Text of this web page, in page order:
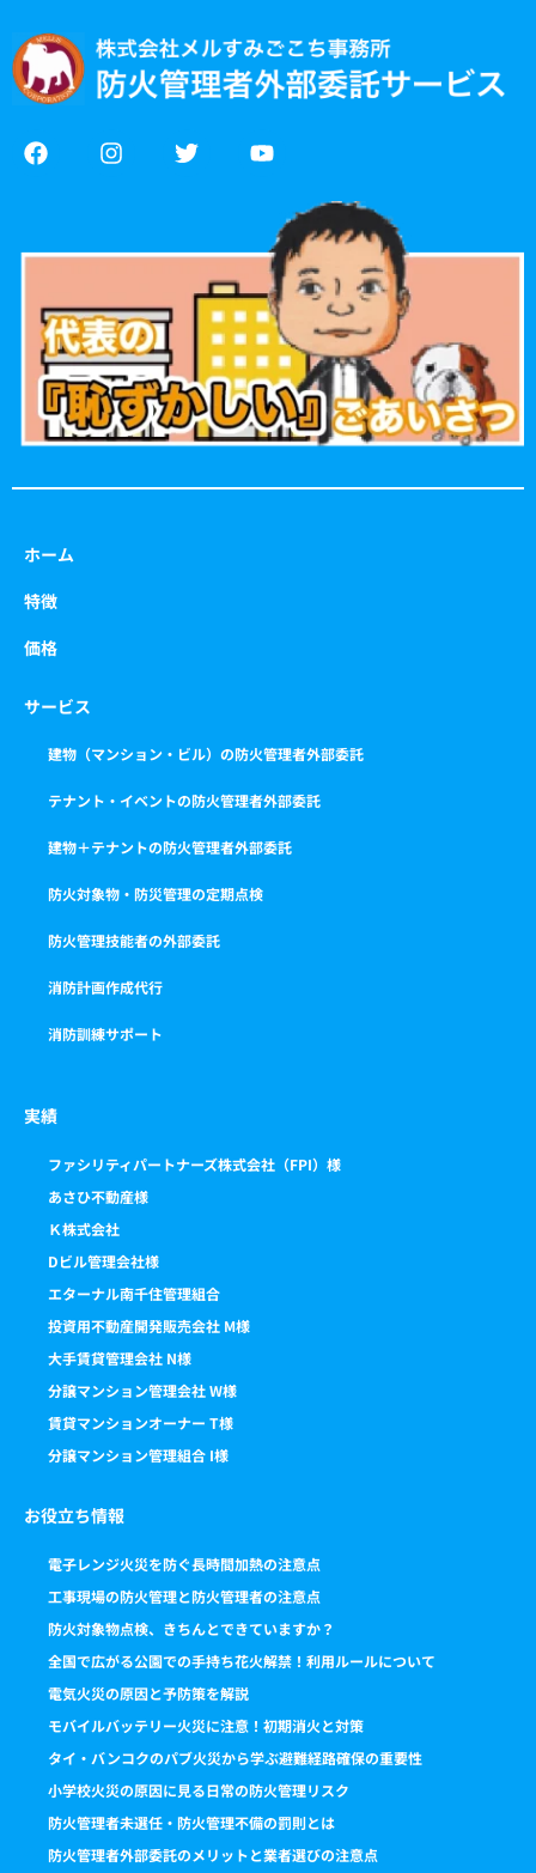
F
a
o
k
I
n
g
a
m
T
w
e
Y
o
u
b
e
ホーム
特徴
価格
サービス
建物（マンション・ビル）の防火管理者外部委託
テナント・イベントの防火管理者外部委託
建物＋テナントの防火管理者外部委託
防火対象物・防災管理の定期点検
防火管理技能者の外部委託
消防計画作成代行
消防訓練サポート
実績
ファシリティパートナーズ株式会社（FPI）様
あさひ不動産様
Ｋ株式会社
Dビル管理会社様
エターナル南千住管理組合
投資用不動産開発販売会社 M様
大手賃貸管理会社 N様
分譲マンション管理会社 W様
賃貸マンションオーナー T様
分譲マンション管理組合 I様
お役立ち情報
電子レンジ火災を防ぐ長時間加熱の注意点
工事現場の防火管理と防火管理者の注意点
防火対象物点検、きちんとできていますか？
全国で広がる公園での手持ち花火解禁！利用ルールについて
電気火災の原因と予防策を解説
モバイルバッテリー火災に注意！初期消火と対策
タイ・バンコクのパブ火災から学ぶ避難経路確保の重要性
小学校火災の原因に見る日常の防火管理リスク
防火管理者未選任・防火管理不備の罰則とは
防火管理者外部委託のメリットと業者選びの注意点